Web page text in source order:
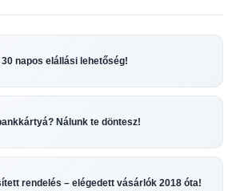
napos elállási lehetőség!
Nálunk te döntesz!
rendelés – elégedett vásárlók 2018 óta!